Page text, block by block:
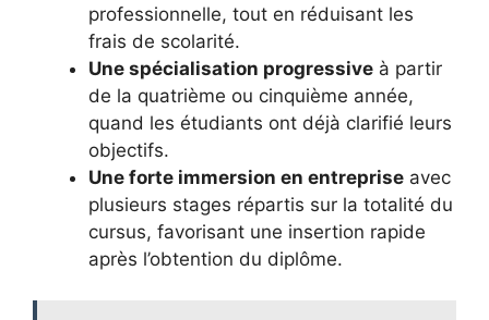
professionnelle, tout en réduisant les
frais de scolarité.
Une spécialisation progressive à partir
de la quatrième ou cinquième année,
quand les étudiants ont déjà clarifié leurs
objectifs.
Une forte immersion en entreprise avec
plusieurs stages répartis sur la totalité du
cursus, favorisant une insertion rapide
après l’obtention du diplôme.